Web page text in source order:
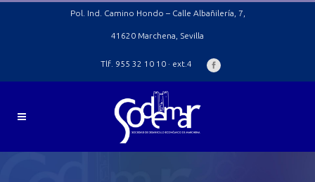
Pol. Ind. Camino Hondo – Calle Albañilería, 7,
41620 Marchena, Sevilla
Tlf. 955 32 10 10 · ext.4